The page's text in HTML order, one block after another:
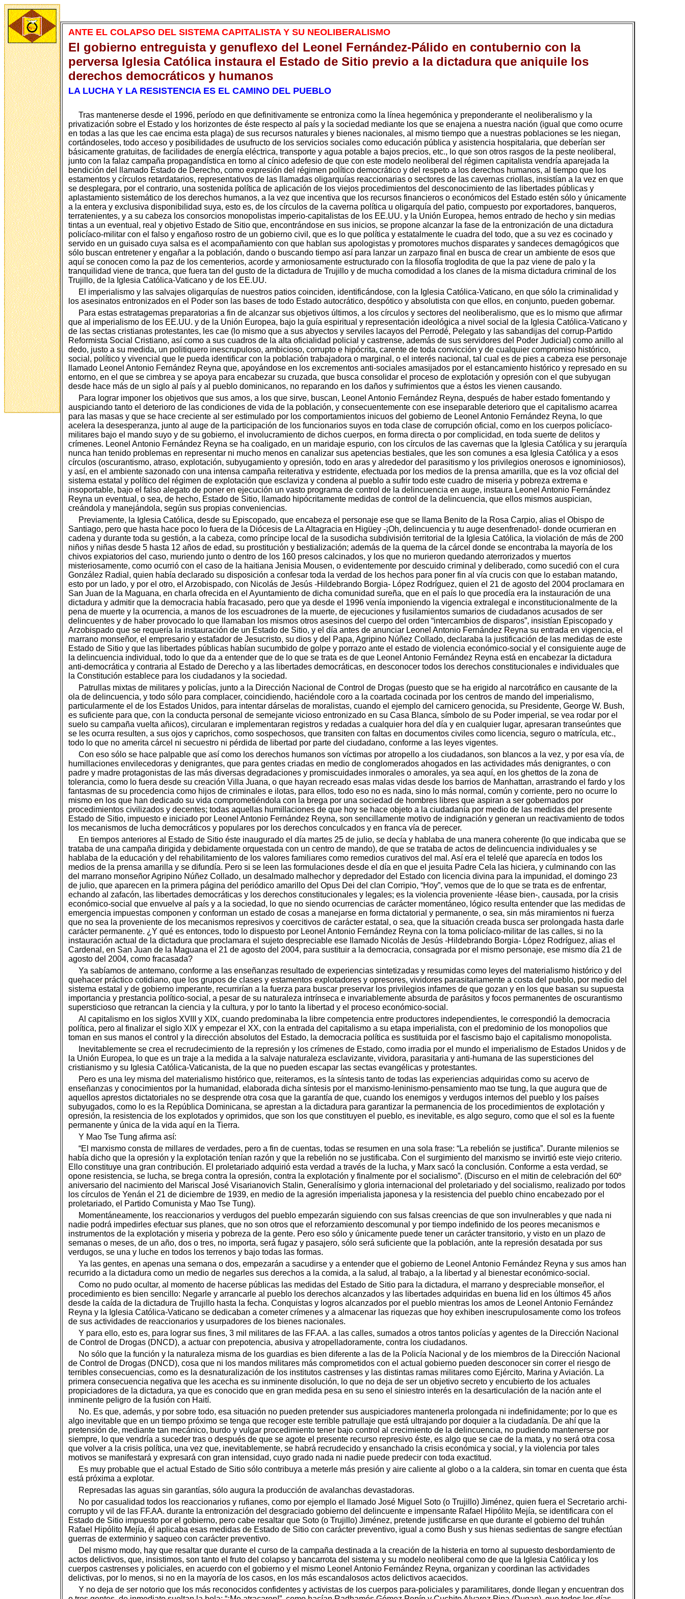
ANTE EL COLAPSO DEL SISTEMA CAPITALISTA Y SU NEOLIBERALISMO
El gobierno entreguista y genuflexo del Leonel Fernández-Pálido en contubernio con la
perversa Iglesia Católica instaura el Estado de Sitio previo a la dictadura que aniquile los
derechos democráticos y humanos
LA LUCHA Y LA RESISTENCIA ES EL CAMINO DEL PUEBLO
Tras mantenerse desde el 1996, período en que definitivamente se entroniza como la línea hegemónica y preponderante el neoliberalismo y la
privatización sobre el Estado y los horizontes de éste respecto al país y la sociedad mediante los que se enajena a nuestra nación (igual que como ocurre
en todas a las que les cae encima esta plaga) de sus recursos naturales y bienes nacionales, al mismo tiempo que a nuestras poblaciones se les niegan,
cortándoseles, todo acceso y posibilidades de usufructo de los servicios sociales como educación pública y asistencia hospitalaria, que deberían ser
básicamente gratuitas, de facilidades de energía eléctrica, transporte y agua potable a bajos precios, etc., lo que son otros rasgos de la peste neoliberal,
junto con la falaz campaña propagandística en torno al cínico adefesio de que con este modelo neoliberal del régimen capitalista vendría aparejada la
bendición del llamado Estado de Derecho, como expresión del régimen político democrático y del respeto a los derechos humanos, al tiempo que los
estamentos y círculos retardatarios, representativos de las llamadas oligarquías reaccionarias o sectores de las cavernas criollas, insistían a la vez en que
se desplegara, por el contrario, una sostenida política de aplicación de los viejos procedimientos del desconocimiento de las libertades públicas y
aplastamiento sistemático de los derechos humanos, a la vez que incentiva que los recursos financieros o económicos del Estado estén sólo y únicamente
a la entera y exclusiva disponibilidad suya, esto es, de los círculos de la caverna política u oligarquía del patio, compuesto por exportadores, banqueros,
terratenientes, y a su cabeza los consorcios monopolistas imperio-capitalistas de los EE.UU. y la Unión Europea, hemos entrado de hecho y sin medias
tintas a un eventual, real y objetivo Estado de Sitio que, encontrándose en sus inicios, se propone alcanzar la fase de la entronización de una dictadura
policíaco-militar con el falso y engañoso rostro de un gobierno civil, que es lo que política y estatalmente le cuadra del todo, que a su vez es cocinado y
servido en un guisado cuya salsa es el acompañamiento con que hablan sus apologistas y promotores muchos disparates y sandeces demagógicos que
sólo buscan entretener y engañar a la población, dando o buscando tiempo así para lanzar un zarpazo final en busca de crear un ambiente de esos que
aquí se conocen como la paz de los cementerios, acorde y armoniosamente estructurado con la filosofía troglodita de que la paz viene de palo y la
tranquilidad viene de tranca, que fuera tan del gusto de la dictadura de Trujillo y de mucha comodidad a los clanes de la misma dictadura criminal de los
Trujillo, de la Iglesia Católica-Vaticano y de los EE.UU.
El imperialismo y las salvajes oligarquías de nuestros patios coinciden, identificándose, con la Iglesia Católica-Vaticano, en que sólo la criminalidad y
los asesinatos entronizados en el Poder son las bases de todo Estado autocrático, despótico y absolutista con que ellos, en conjunto, pueden gobernar.
Para estas estratagemas preparatorias a fin de alcanzar sus objetivos últimos, a los círculos y sectores del neoliberalismo, que es lo mismo que afirmar
que al imperialismo de los EE.UU. y de la Unión Europea, bajo la guía espiritual y representación ideológica a nivel social de la Iglesia Católica-Vaticano y
de las sectas cristianas protestantes, les cae (lo mismo que a sus abyectos y serviles lacayos del Perrodé, Pelegato y las sabandijas del corrup-Partido
Reformista Social Cristiano, así como a sus cuadros de la alta oficialidad policial y castrense, además de sus servidores del Poder Judicial) como anillo al
dedo, justo a su medida, un politiquero inescrupuloso, ambicioso, corrupto e hipócrita, carente de toda convicción y de cualquier compromiso histórico,
social, político y vivencial que le pueda identificar con la población trabajadora o marginal, o el interés nacional, tal cual es de pies a cabeza ese personaje
llamado Leonel Antonio Fernández Reyna que, apoyándose en los excrementos anti-sociales amasijados por el estancamiento histórico y represado en su
entorno, en el que se cimbrea y se apoya para encabezar su cruzada, que busca consolidar el proceso de explotación y opresión con el que subyugan
desde hace más de un siglo al país y al pueblo dominicanos, no reparando en los daños y sufrimientos que a éstos les vienen causando.
Para lograr imponer los objetivos que sus amos, a los que sirve, buscan, Leonel Antonio Fernández Reyna, después de haber estado fomentando y
auspiciando tanto el deterioro de las condiciones de vida de la población, y consecuentemente con ese inseparable deterioro que el capitalismo acarrea
para las masas y que se hace creciente al ser estimulado por los comportamientos inicuos del gobierno de Leonel Antonio Fernández Reyna, lo que
acelera la desesperanza, junto al auge de la participación de los funcionarios suyos en toda clase de corrupción oficial, como en los cuerpos policíaco-
militares bajo el mando suyo y de su gobierno, el involucramiento de dichos cuerpos, en forma directa o por complicidad, en toda suerte de delitos y
crímenes. Leonel Antonio Fernández Reyna se ha coaligado, en un maridaje espurio, con los círculos de las cavernas que la Iglesia Católica y su jerarquía
nunca han tenido problemas en representar ni mucho menos en canalizar sus apetencias bestiales, que les son comunes a esa Iglesia Católica y a esos
círculos (oscurantismo, atraso, explotación, subyugamiento y opresión, todo en aras y alrededor del parasitismo y los privilegios onerosos e ignominiosos),
y así, en el ambiente sazonado con una intensa campaña reiterativa y estridente, efectuada por los medios de la prensa amarilla, que es la voz oficial del
sistema estatal y político del régimen de explotación que esclaviza y condena al pueblo a sufrir todo este cuadro de miseria y pobreza extrema e
insoportable, bajo el falso alegato de poner en ejecución un vasto programa de control de la delincuencia en auge, instaura Leonel Antonio Fernández
Reyna un eventual, o sea, de hecho, Estado de Sitio, llamado hipócritamente medidas de control de la delincuencia, que ellos mismos auspician,
creándola y manejándola, según sus propias conveniencias.
Previamente, la Iglesia Católica, desde su Episcopado, que encabeza el personaje ese que se llama Benito de la Rosa Carpio, alias el Obispo de
Santiago, pero que hasta hace poco lo fuera de la Diócesis de La Altagracia en Higüey -¡Oh, delincuencia y tu auge desenfrenado!- donde ocurrieran en
cadena y durante toda su gestión, a la cabeza, como príncipe local de la susodicha subdivisión territorial de la Iglesia Católica, la violación de más de 200
niños y niñas desde 5 hasta 12 años de edad, su prostitución y bestialización; además de la quema de la cárcel donde se encontraba la mayoría de los
chivos expiatorios del caso, muriendo junto o dentro de los 160 presos calcinados, y los que no murieron quedando aterrorizados y muertos
misteriosamente, como ocurrió con el caso de la haitiana Jenisia Mousen, o evidentemente por descuido criminal y deliberado, como sucedió con el cura
González Radial, quien había declarado su disposición a confesar toda la verdad de los hechos para poner fin al vía crucis con que lo estaban matando,
esto por un lado, y por el otro, el Arzobispado, con Nicolás de Jesús -Hildebrando Borgia- López Rodríguez, quien el 21 de agosto del 2004 proclamara en
San Juan de la Maguana, en charla ofrecida en el Ayuntamiento de dicha comunidad sureña, que en el país lo que procedía era la instauración de una
dictadura y admitir que la democracia había fracasado, pero que ya desde el 1996 venía imponiendo la vigencia extralegal e inconstitucionalmente de la
pena de muerte y la ocurrencia, a manos de los escuadrones de la muerte, de ejecuciones y fusilamientos sumarios de ciudadanos acusados de ser
delincuentes y de haber provocado lo que llamaban los mismos otros asesinos del cuerpo del orden “intercambios de disparos”, insistían Episcopado y
Arzobispado que se requería la instauración de un Estado de Sitio, y el día antes de anunciar Leonel Antonio Fernández Reyna su entrada en vigencia, el
marrano monseñor, el empresario y estafador de Jesucristo, su dios y del Papa, Agripino Núñez Collado, declaraba la justificación de las medidas de este
Estado de Sitio y que las libertades públicas habían sucumbido de golpe y porrazo ante el estado de violencia económico-social y el consiguiente auge de
la delincuencia individual, todo lo que da a entender que de lo que se trata es de que Leonel Antonio Fernández Reyna está en encabezar la dictadura
anti-democrática y contraria al Estado de Derecho y a las libertades democráticas, en desconocer todos los derechos constitucionales e individuales que
la Constitución establece para los ciudadanos y la sociedad.
Patrullas mixtas de militares y policías, junto a la Dirección Nacional de Control de Drogas (puesto que se ha erigido al narcotráfico en causante de la
ola de delincuencia, y todo sólo para complacer, coincidiendo, haciéndole coro a la coartada cocinada por los centros de mando del imperialismo,
particularmente el de los Estados Unidos, para intentar dárselas de moralistas, cuando el ejemplo del carnicero genocida, su Presidente, George W. Bush,
es suficiente para que, con la conducta personal de semejante vicioso entronizado en su Casa Blanca, símbolo de su Poder imperial, se vea rodar por el
suelo su campaña vuelta añicos), circularan e implementaran registros y redadas a cualquier hora del día y en cualquier lugar, apresaran transeúntes que
se les ocurra resulten, a sus ojos y caprichos, como sospechosos, que transiten con faltas en documentos civiles como licencia, seguro o matrícula, etc.,
todo lo que no amerita cárcel ni secuestro ni pérdida de libertad por parte del ciudadano, conforme a las leyes vigentes.
Con eso sólo se hace palpable que así como los derechos humanos son víctimas por atropello a los ciudadanos, son blancos a la vez, y por esa vía, de
humillaciones envilecedoras y denigrantes, que para gentes criadas en medio de conglomerados ahogados en las actividades más denigrantes, o con
padre y madre protagonistas de las más diversas degradaciones y promiscuidades inmorales o amorales, ya sea aquí, en los ghettos de la zona de
tolerancia, como lo fuera desde su creación Villa Juana, o que hayan recreado esas malas vidas desde los barrios de Manhattan, arrastrando el fardo y los
fantasmas de su procedencia como hijos de criminales e ilotas, para ellos, todo eso no es nada, sino lo más normal, común y corriente, pero no ocurre lo
mismo en los que han dedicado su vida comprometiéndola con la brega por una sociedad de hombres libres que aspiran a ser gobernados por
procedimientos civilizados y decentes; todas aquellas humillaciones de que hoy se hace objeto a la ciudadanía por medio de las medidas del presente
Estado de Sitio, impuesto e iniciado por Leonel Antonio Fernández Reyna, son sencillamente motivo de indignación y generan un reactivamiento de todos
los mecanismos de lucha democráticos y populares por los derechos conculcados y en franca vía de perecer.
En tiempos anteriores al Estado de Sitio éste inaugurado el día martes 25 de julio, se decía y hablaba de una manera coherente (lo que indicaba que se
trataba de una campaña dirigida y debidamente orquestada con un centro de mando), de que se trataba de actos de delincuencia individuales y se
hablaba de la educación y del rehabilitamiento de los valores familiares como remedios curativos del mal. Así era el telelé que aparecía en todos los
medios de la prensa amarilla y se difundía. Pero si se leen las formulaciones desde el día en que el jesuita Padre Cela las hiciera, y culminando con las
del marrano monseñor Agripino Núñez Collado, un desalmado malhechor y depredador del Estado con licencia divina para la impunidad, el domingo 23
de julio, que aparecen en la primera página del periódico amarillo del Opus Dei del clan Corripio, “Hoy”, vemos que de lo que se trata es de enfrentar,
echando al zafacón, las libertades democráticas y los derechos constitucionales y legales; es la violencia proveniente -léase bien-, causada, por la crisis
económico-social que envuelve al país y a la sociedad, lo que no siendo ocurrencias de carácter momentáneo, lógico resulta entender que las medidas de
emergencia impuestas componen y conforman un estado de cosas a manejarse en forma dictatorial y permanente, o sea, sin más miramientos ni fuerza
que no sea la proveniente de los mecanismos represivos y coercitivos de carácter estatal, o sea, que la situación creada busca ser prolongada hasta darle
carácter permanente. ¿Y qué es entonces, todo lo dispuesto por Leonel Antonio Fernández Reyna con la toma policíaco-militar de las calles, si no la
instauración actual de la dictadura que proclamara el sujeto despreciable ese llamado Nicolás de Jesús -Hildebrando Borgia- López Rodríguez, alias el
Cardenal, en San Juan de la Maguana el 21 de agosto del 2004, para sustituir a la democracia, consagrada por el mismo personaje, ese mismo día 21 de
agosto del 2004, como fracasada?
Ya sabíamos de antemano, conforme a las enseñanzas resultado de experiencias sintetizadas y resumidas como leyes del materialismo histórico y del
quehacer práctico cotidiano, que los grupos de clases y estamentos explotadores y opresores, vividores parasitariamente a costa del pueblo, por medio del
sistema estatal y de gobierno imperante, recurrirían a la fuerza para buscar preservar los privilegios infames de que gozan y en los que basan su supuesta
importancia y prestancia político-social, a pesar de su naturaleza intrínseca e invariablemente absurda de parásitos y focos permanentes de oscurantismo
supersticioso que retrancan la ciencia y la cultura, y por lo tanto la libertad y el proceso económico-social.
Al capitalismo en los siglos XVIII y XIX, cuando predominaba la libre competencia entre productores independientes, le correspondió la democracia
política, pero al finalizar el siglo XIX y empezar el XX, con la entrada del capitalismo a su etapa imperialista, con el predominio de los monopolios que
toman en sus manos el control y la dirección absolutos del Estado, la democracia política es sustituida por el fascismo bajo el capitalismo monopolista.
Inevitablemente se crea el recrudecimiento de la represión y los crímenes de Estado, como irradia por el mundo el imperialismo de Estados Unidos y de
la Unión Europea, lo que es un traje a la medida a la salvaje naturaleza esclavizante, vividora, parasitaria y anti-humana de las supersticiones del
cristianismo y su Iglesia Católica-Vaticanista, de la que no pueden escapar las sectas evangélicas y protestantes.
Pero es una ley misma del materialismo histórico que, reiteramos, es la síntesis tanto de todas las experiencias adquiridas como su acervo de
enseñanzas y conocimientos por la humanidad, elaborada dicha síntesis por el marxismo-leninismo-pensamiento mao tse tung, la que augura que de
aquellos aprestos dictatoriales no se desprende otra cosa que la garantía de que, cuando los enemigos y verdugos internos del pueblo y los países
subyugados, como lo es la República Dominicana, se aprestan a la dictadura para garantizar la permanencia de los procedimientos de explotación y
opresión, la resistencia de los explotados y oprimidos, que son los que constituyen el pueblo, es inevitable, es algo seguro, como que el sol es la fuente
permanente y única de la vida aquí en la Tierra.
Y Mao Tse Tung afirma así:
“El marxismo consta de millares de verdades, pero a fin de cuentas, todas se resumen en una sola frase: “La rebelión se justifica”. Durante milenios se
había dicho que la opresión y la explotación tenían razón y que la rebelión no se justificaba. Con el surgimiento del marxismo se invirtió este viejo criterio.
Ello constituye una gran contribución. El proletariado adquirió esta verdad a través de la lucha, y Marx sacó la conclusión. Conforme a esta verdad, se
opone resistencia, se lucha, se brega contra la opresión, contra la explotación y finalmente por el socialismo”. (Discurso en el mitin de celebración del 60º
aniversario del nacimiento del Mariscal José Visarianovich Stalin, Generalísimo y gloria internacional del proletariado y del socialismo, realizado por todos
los círculos de Yenán el 21 de diciembre de 1939, en medio de la agresión imperialista japonesa y la resistencia del pueblo chino encabezado por el
proletariado, el Partido Comunista y Mao Tse Tung).
Momentáneamente, los reaccionarios y verdugos del pueblo empezarán siguiendo con sus falsas creencias de que son invulnerables y que nada ni
nadie podrá impedirles efectuar sus planes, que no son otros que el reforzamiento descomunal y por tiempo indefinido de los peores mecanismos e
instrumentos de la explotación y miseria y pobreza de la gente. Pero eso sólo y únicamente puede tener un carácter transitorio, y visto en un plazo de
semanas o meses, de un año, dos o tres, no importa, será fugaz y pasajero, sólo será suficiente que la población, ante la represión desatada por sus
verdugos, se una y luche en todos los terrenos y bajo todas las formas.
Ya las gentes, en apenas una semana o dos, empezarán a sacudirse y a entender que el gobierno de Leonel Antonio Fernández Reyna y sus amos han
recurrido a la dictadura como un medio de negarles sus derechos a la comida, a la salud, al trabajo, a la libertad y al bienestar económico-social.
Como no pudo ocultar, al momento de hacerse públicas las medidas del Estado de Sitio para la dictadura, el marrano y despreciable monseñor, el
procedimiento es bien sencillo: Negarle y arrancarle al pueblo los derechos alcanzados y las libertades adquiridas en buena lid en los últimos 45 años
desde la caída de la dictadura de Trujillo hasta la fecha. Conquistas y logros alcanzados por el pueblo mientras los amos de Leonel Antonio Fernández
Reyna y la Iglesia Católica-Vaticano se dedicaban a cometer crímenes y a almacenar las riquezas que hoy exhiben inescrupulosamente como los trofeos
de sus actividades de reaccionarios y usurpadores de los bienes nacionales.
Y para ello, esto es, para lograr sus fines, 3 mil militares de las FF.AA. a las calles, sumados a otros tantos policías y agentes de la Dirección Nacional
de Control de Drogas (DNCD), a actuar con prepotencia, abusiva y atropelladoramente, contra los ciudadanos.
No sólo que la función y la naturaleza misma de los guardias es bien diferente a las de la Policía Nacional y de los miembros de la Dirección Nacional
de Control de Drogas (DNCD), cosa que ni los mandos militares más comprometidos con el actual gobierno pueden desconocer sin correr el riesgo de
terribles consecuencias, como es la desnaturalización de los institutos castrenses y las distintas ramas militares como Ejército, Marina y Aviación. La
primera consecuencia negativa que les acecha es su inminente disolución, lo que no deja de ser un objetivo secreto y encubierto de los actuales
propiciadores de la dictadura, ya que es conocido que en gran medida pesa en su seno el siniestro interés en la desarticulación de la nación ante el
inminente peligro de la fusión con Haití.
No. Es que, además, y por sobre todo, esa situación no pueden pretender sus auspiciadores mantenerla prolongada ni indefinidamente; por lo que es
algo inevitable que en un tiempo próximo se tenga que recoger este terrible patrullaje que está ultrajando por doquier a la ciudadanía. De ahí que la
pretensión de, mediante tan mecánico, burdo y vulgar procedimiento tener bajo control al crecimiento de la delincuencia, no pudiendo mantenerse por
siempre, lo que vendría a suceder tras o después de que se agote el presente recurso represivo éste, es algo que se cae de la mata, y no será otra cosa
que volver a la crisis política, una vez que, inevitablemente, se habrá recrudecido y ensanchado la crisis económica y social, y la violencia por tales
motivos se manifestará y expresará con gran intensidad, cuyo grado nada ni nadie puede predecir con toda exactitud.
Es muy probable que el actual Estado de Sitio sólo contribuya a meterle más presión y aire caliente al globo o a la caldera, sin tomar en cuenta que ésta
está próxima a explotar.
Represadas las aguas sin garantías, sólo augura la producción de avalanchas devastadoras.
No por casualidad todos los reaccionarios y rufianes, como por ejemplo el llamado José Miguel Soto (o Trujillo) Jiménez, quien fuera el Secretario archi-
corrupto y vil de las FF.AA. durante la entronización del desgraciado gobierno del delincuente e impensante Rafael Hipólito Mejía, se identificara con el
Estado de Sitio impuesto por el gobierno, pero cabe resaltar que Soto (o Trujillo) Jiménez, pretende justificarse en que durante el gobierno del truhán
Rafael Hipólito Mejía, él aplicaba esas medidas de Estado de Sitio con carácter preventivo, igual a como Bush y sus hienas sedientas de sangre efectúan
guerras de exterminio y saqueo con carácter preventivo.
Del mismo modo, hay que resaltar que durante el curso de la campaña destinada a la creación de la histeria en torno al supuesto desbordamiento de
actos delictivos, que, insistimos, son tanto el fruto del colapso y bancarrota del sistema y su modelo neoliberal como de que la Iglesia Católica y los
cuerpos castrenses y policiales, en acuerdo con el gobierno y el mismo Leonel Antonio Fernández Reyna, organizan y coordinan las actividades
delictivas, por lo menos, si no en la mayoría de los casos, en los más escandalosos actos delictivos acaecidos.
Y no deja de ser notorio que los más reconocidos confidentes y activistas de los cuerpos para-policiales y paramilitares, donde llegan y encuentran dos